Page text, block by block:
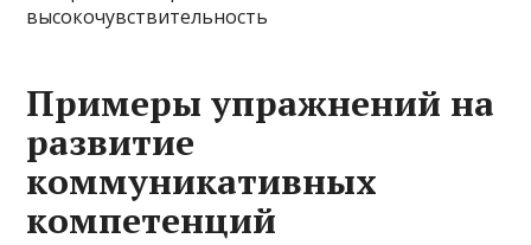
высокочувствительность
Примеры упражнений на
развитие
коммуникативных
компетенций